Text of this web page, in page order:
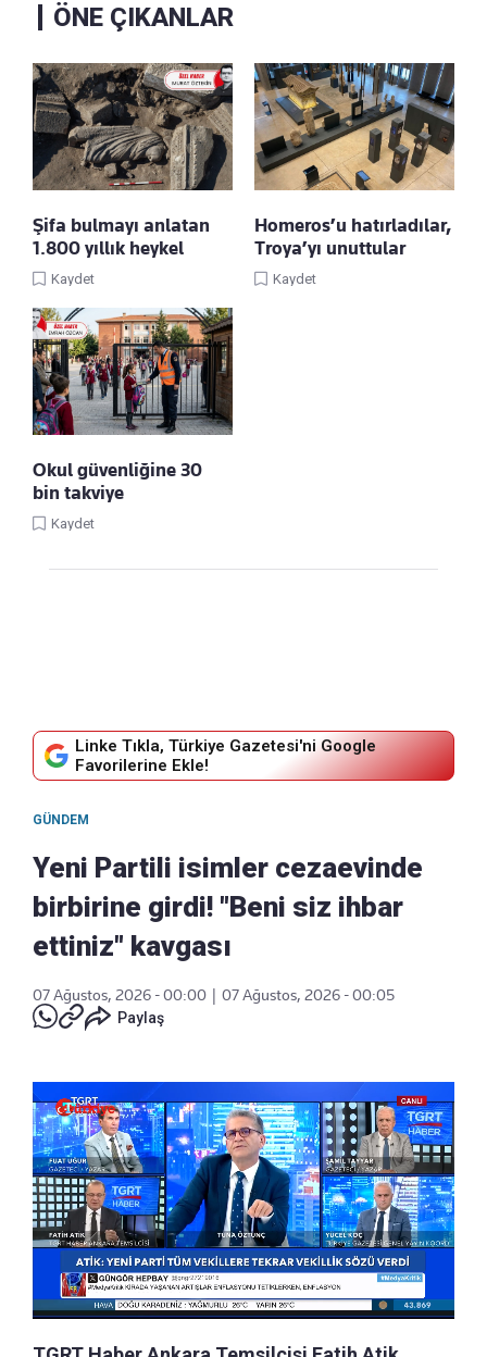
ÖNE ÇIKANLAR
Şifa bulmayı anlatan
1.800 yıllık heykel
Kaydet
Homeros’u hatırladılar,
Troya’yı unuttular
Kaydet
Okul güvenliğine 30
bin takviye
Kaydet
Linke Tıkla, Türkiye Gazetesi'ni Google
Favorilerine Ekle!
GÜNDEM
Yeni Partili isimler cezaevinde
birbirine girdi! "Beni siz ihbar
ettiniz" kavgası
07 Ağustos, 2026 - 00:00
07 Ağustos, 2026 - 00:05
Paylaş